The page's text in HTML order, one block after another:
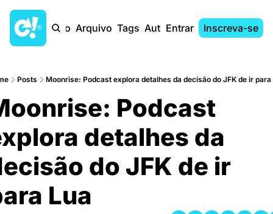
Início Arquivo Tags AutoresEntrar Inscreva-se
Posts Moonrise: Podcast explora detalhes da decisão do JFK de ir para
Podcast
detalhes da
do JFK de ir
Lua